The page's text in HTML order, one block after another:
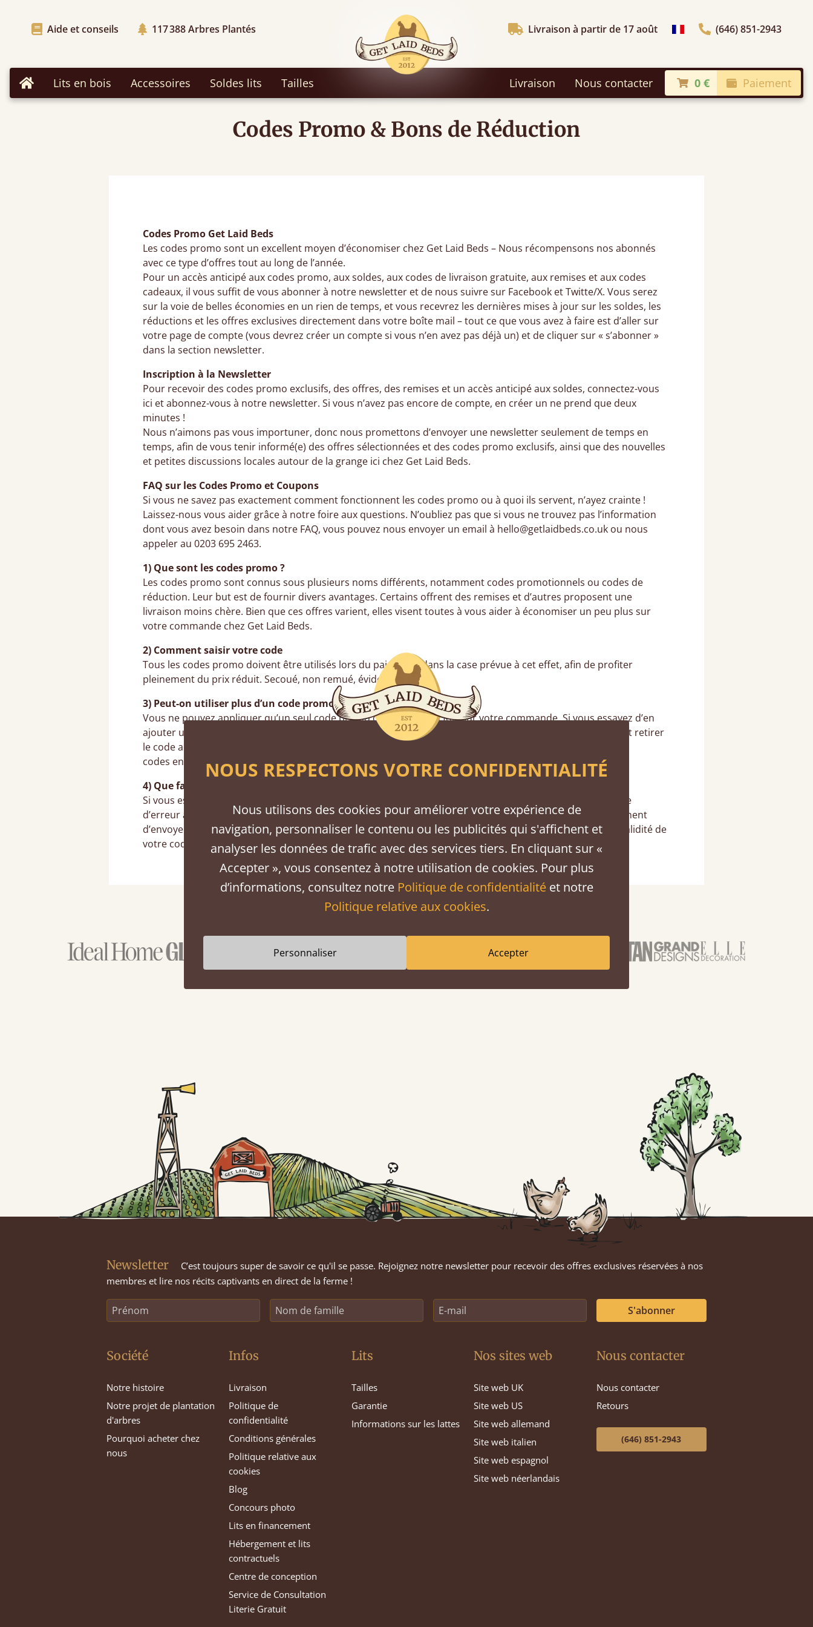
Aide et conseils 117 388Arbres Plantés Livraison à partir de 17 août Choisir le pays(646) 851-2943
Accueil Lits en bois Accessoires Soldes lits Tailles Livraison Nous contacter 0 € Paiement
Codes Promo & Bons de Réduction
Codes Promo Get Laid Beds
Les codes promo sont un excellent moyen d’économiser chez Get Laid Beds – Nous récompensons nos abonnés
avec ce type d’offres tout au long de l’année.
Pour un accès anticipé aux codes promo, aux soldes, aux codes de livraison gratuite, aux remises et aux codes
cadeaux, il vous suffit de vous abonner à notre newsletter et de nous suivre sur Facebook et Twitte/X. Vous serez
sur la voie de belles économies en un rien de temps, et vous recevrez les dernières mises à jour sur les soldes, les
réductions et les offres exclusives directement dans votre boîte mail – tout ce que vous avez à faire est d’aller sur
votre page de compte (vous devrez créer un compte si vous n’en avez pas déjà un) et de cliquer sur « s’abonner »
dans la section newsletter.
Inscription à la Newsletter
Pour recevoir des codes promo exclusifs, des offres, des remises et un accès anticipé aux soldes, connectez-vous
ici et abonnez-vous à notre newsletter. Si vous n’avez pas encore de compte, en créer un ne prend que deux
minutes !
Nous n’aimons pas vous importuner, donc nous promettons d’envoyer une newsletter seulement de temps en
temps, afin de vous tenir informé(e) des offres sélectionnées et des codes promo exclusifs, ainsi que des nouvelles
et petites discussions locales autour de la grange ici chez Get Laid Beds.
FAQ sur les Codes Promo et Coupons
Si vous ne savez pas exactement comment fonctionnent les codes promo ou à quoi ils servent, n’ayez crainte !
Laissez-nous vous aider grâce à notre foire aux questions. N’oubliez pas que si vous ne trouvez pas l’information
dont vous avez besoin dans notre FAQ, vous pouvez nous envoyer un email à hello@getlaidbeds.co.uk ou nous
appeler au 0203 695 2463.
1) Que sont les codes promo ?
Les codes promo sont connus sous plusieurs noms différents, notamment codes promotionnels ou codes de
réduction. Leur but est de fournir divers avantages. Certains offrent des remises et d’autres proposent une
livraison moins chère. Bien que ces offres varient, elles visent toutes à vous aider à économiser un peu plus sur
votre commande chez Get Laid Beds.
2) Comment saisir votre code
Tous les codes promo doivent être utilisés lors du paiement, dans la case prévue à cet effet, afin de profiter
pleinement du prix réduit. Secoué, non remué, évidemment.
3) Peut-on utiliser plus d’un code promo à la fois ?
Vous ne pouvez appliquer qu’un seul code promo ou coupon à la fois sur votre commande. Si vous essayez d’en
ajouter un second après avoir utilisé le premier, le site ne l’appliquera pas au total. Vous pouvez cependant retirer
le code actuel pour en utiliser un autre, mais vous ne pouvez pas utiliser plusieurs
codes en même temps.
4) Que faire si votre code promo ou de réduction ne fonctionne pas ?
Si vous essayez d’utiliser un code promo, coupon ou code de réduction lors du paiement et qu’un message
d’erreur apparaît, ou que le prix total de votre commande ne change pas, nous vous recommandons vivement
d’envoyer un email à bonjour@getlaidbeds.fr ou d’appeler le 020 3695 2463. Cela permettra de vérifier la validité de
votre code promo/de réduction.
Ces médias parlent de nous :
Newsletter
C’est toujours super de savoir ce qu'il se passe. Rejoignez notre newsletter pour recevoir des offres exclusives réservées à nos
membres et lire nos récits captivants en direct de la ferme !
S'abonner
Société
Notre histoire
Notre projet de plantation
d'arbres
Pourquoi acheter chez
nous
Infos
Livraison
Politique de
confidentialité
Conditions générales
Politique relative aux
cookies
Blog
Concours photo
Lits en financement
Hébergement et lits
contractuels
Centre de conception
Service de Consultation
Literie Gratuit
Lits
Tailles
Garantie
Informations sur les lattes
Nos sites web
Site web UK
Site web US
Site web allemand
Site web italien
Site web espagnol
Site web néerlandais
Nous contacter
Nous contacter
Retours
(646) 851-2943
NOUS RESPECTONS VOTRE CONFIDENTIALITÉ
Nous utilisons des cookies pour améliorer votre expérience de
navigation, personnaliser le contenu ou les publicités qui s'affichent et
analyser les données de trafic avec des services tiers. En cliquant sur «
Accepter », vous consentez à notre utilisation de cookies. Pour plus
d’informations, consultez notre Politique de confidentialitéet notre
Politique relative aux cookies.
Personnaliser Accepter